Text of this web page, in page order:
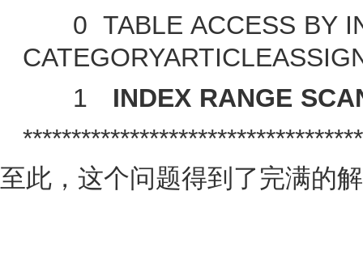
0 TABLE ACCESS BY
1
INDEX RANGE
至此，这个问题得到了完满的